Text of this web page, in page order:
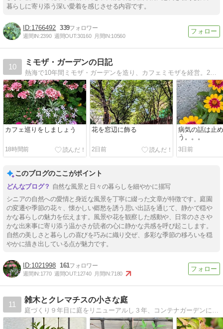
暮らしに寄り添う深い愛着を感じさせる内容です。
1766492 339
週間IN:2390 週間OUT:30160 月間IN:10560
10
ミモザ・ガーデンの日記
熱海で10年間ミモザ・ガーデンを造り、カフェミモザを経営。2019年夏に東京に戻る。今後は東京の狭い庭でガーデニングを楽しみながら、都会での充実したシニアライフを楽しみたいと思っている。
カフェ巡りをしましょう
18時間前
花を窓辺に飾る
2日前
病気の話は止
う。。。
3日前
このブログのここがポイント
自然な風景と日々の暮らしを細やかに描写
シニアの自然への愛情と身近な風景を丁寧に綴った文章が特徴です。庭園
の変遷や季節の花々、懐かしい郷愁を誘う思い出話を通じて、静かで穏や
かな暮らしの魅力を伝えます。風景や花を観察した感動や、日常のささや
かな出来事に寄り添う温かさが読者の心に静かな共感を呼び起こします。
自然の美しさと暮らしの喜びを巧みに織り交ぜ、多彩な季節の移ろいを穏
やかに描き出している点が魅力です。
1021998 161
週間IN:1770 週間OUT:12740 月間IN:7180
11
雑木とクレマチスの小さな庭
庭づくり９年目に庭をリニューアルし３年、コンテナガーデンに移行中。シンボルツリー、グランドカバー、クレマチス、ビオラ、多肉などの成長記録や増やし方、手入れの仕方など画像多めで綴っています